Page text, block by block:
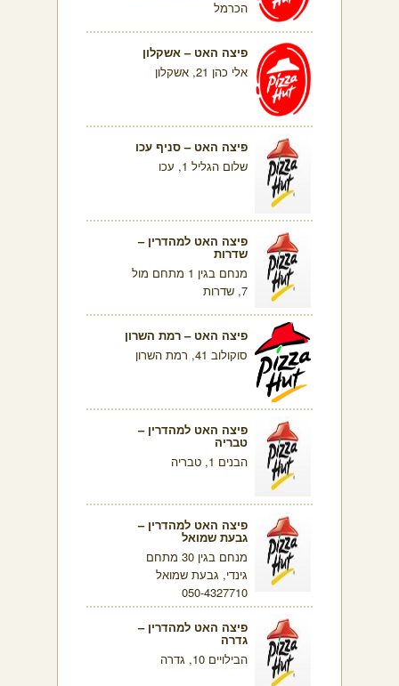
הכרמל
פיצה האט – אשקלון
אלי כהן 21, אשקלון
פיצה האט – סניף עכו
שלום הגליל 1, עכו
פיצה האט למהדרין –
שדרות
מנחם בגין 1 מתחם מול
7, שדרות
פיצה האט – רמת השרון
סוקולוב 41, רמת השרון
פיצה האט למהדרין –
טבריה
הבנים 1, טבריה
פיצה האט למהדרין –
גבעת שמואל
מנחם בגין 30 מתחם
גינדי, גבעת שמואל
050-4327710
פיצה האט למהדרין –
גדרה
הבילויים 10, גדרה